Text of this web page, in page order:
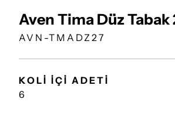
Aven Tima Düz Tabak
AVN-TMADZ27
KOLİ İÇİ ADETİ
6